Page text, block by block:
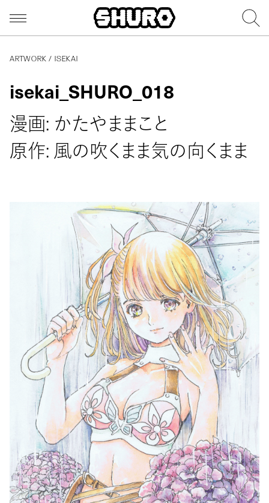
ARTWORK / ISEKAI
isekai_SHURO_018
漫画: かたやままこと
原作: 風の吹くまま気の向くまま